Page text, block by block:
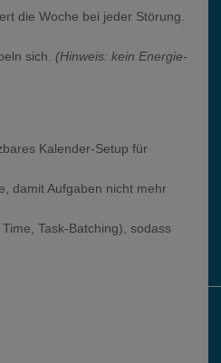
die Woche bei jeder Störung.
sich. (Hinweis: kein Energie-
Kalender-Setup für
damit Aufgaben nicht mehr
Task-Batching), sodass